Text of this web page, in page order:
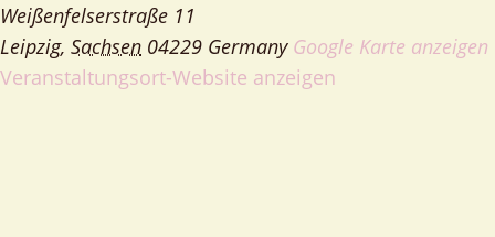
Weißenfelserstraße 11
Leipzig, Sachsen 04229 Germany Google Karte anzeigen
Veranstaltungsort-Website anzeigen